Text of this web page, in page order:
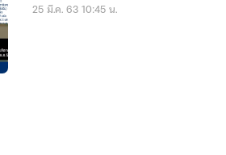
25 มี.ค. 63 10:45 น.